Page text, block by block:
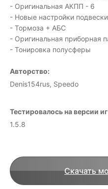
- Оригинальная АКПП - 6
- Новые настройки подвески
- Тормоза + АБС
- Оригинальная приборная
- Тонировка полусферы
Авторство:
Denis154rus, Speedo
Тестировалось на версии
1.5.8
Скачать